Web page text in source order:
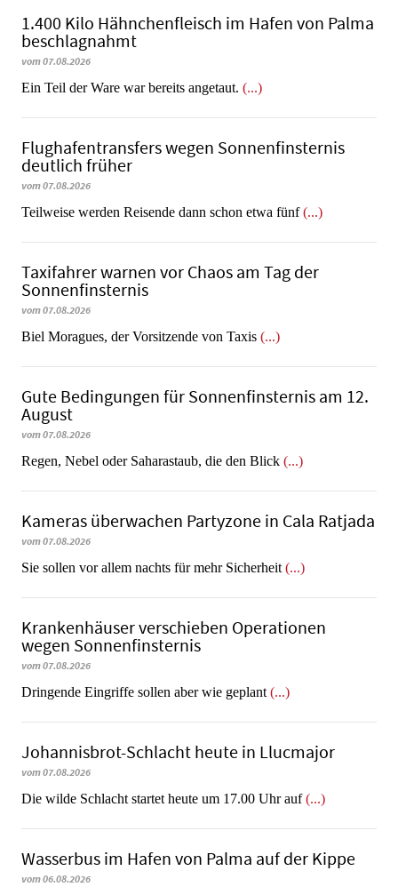
1.400 Kilo Hähnchenfleisch im Hafen von Palma
beschlagnahmt
vom 07.08.2026
​​​​​​​Ein Teil der Ware war bereits angetaut. (...)
Flughafentransfers wegen Sonnenfinsternis
deutlich früher
vom 07.08.2026
Teilweise werden Reisende dann schon etwa fünf(...)
Taxifahrer warnen vor Chaos am Tag der
Sonnenfinsternis
vom 07.08.2026
​​​​​​​Biel Moragues, der Vorsitzende von Taxis (...)
Gute Bedingungen für Sonnenfinsternis am 12.
August
vom 07.08.2026
Regen, Nebel oder Saharastaub, die den Blick (...)
Kameras überwachen Partyzone in Cala Ratjada
vom 07.08.2026
Sie sollen vor allem nachts für mehr Sicherheit (...)
Krankenhäuser verschieben Operationen
wegen Sonnenfinsternis
vom 07.08.2026
Dringende Eingriffe sollen aber wie geplant (...)
Johannisbrot-Schlacht heute in Llucmajor
vom 07.08.2026
Die wilde Schlacht startet heute um 17.00 Uhr auf(...)
Wasserbus im Hafen von Palma auf der Kippe
vom 06.08.2026